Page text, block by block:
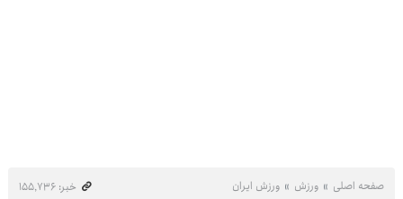
صفحه اصلی ورزش ورزش ایران خبر: ۱۵۵٬۷۳۶